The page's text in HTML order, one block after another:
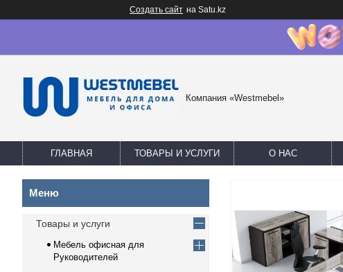
Создать сайт на Satu.kz
Компания «Westmebel»
ГЛАВНАЯ ТОВАРЫ И УСЛУГИ О НАС
Товары и услуги
Мебель офисная для
Руководителей